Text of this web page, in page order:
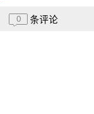
0 条评论